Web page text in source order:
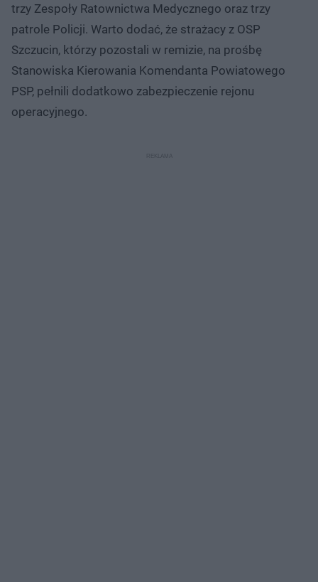
trzy Zespoły Ratownictwa Medycznego oraz trzy
patrole Policji. Warto dodać, że strażacy z OSP
Szczucin, którzy pozostali w remizie, na prośbę
Stanowiska Kierowania Komendanta Powiatowego
PSP, pełnili dodatkowo zabezpieczenie rejonu
operacyjnego.